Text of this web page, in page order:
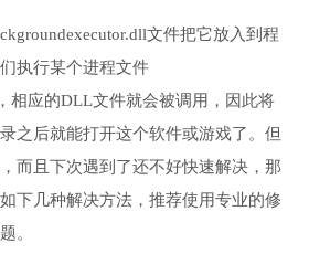
文件把它放入到程
执行某个进程文件
相应的DLL文件就会被调用，因此将
之后就能打开这个软件或游戏了。但
而且下次遇到了还不好快速解决，那
下几种解决方法，推荐使用专业的修
。